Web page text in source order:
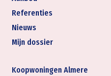
Referenties
Nieuws
Mijn dossier
Koopwoningen Almere